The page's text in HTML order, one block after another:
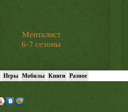
Менталист
6-7 сезоны
Игры Мобилы Книги Разное